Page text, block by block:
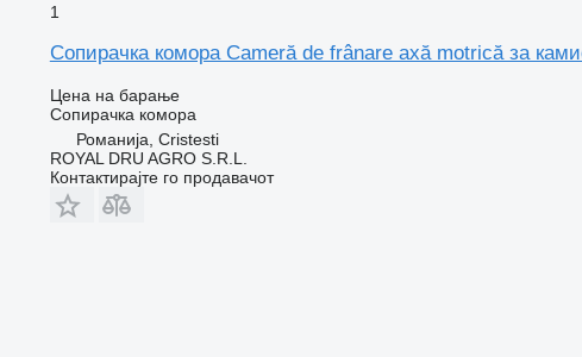
1
Сопирачка комора Cameră de frânare axă motrică за
Цена на барање
Сопирачка комора
Романија, Cristesti
ROYAL DRU AGRO S.R.L.
Контактирајте го продавачот